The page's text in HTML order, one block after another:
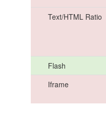
Text/HTML Ratio
Flash
Iframe